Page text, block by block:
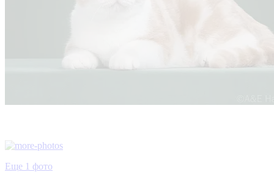
Еще 1 фото